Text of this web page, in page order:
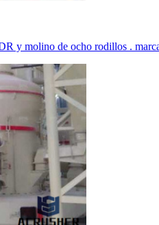
y molino de ocho rodillos .